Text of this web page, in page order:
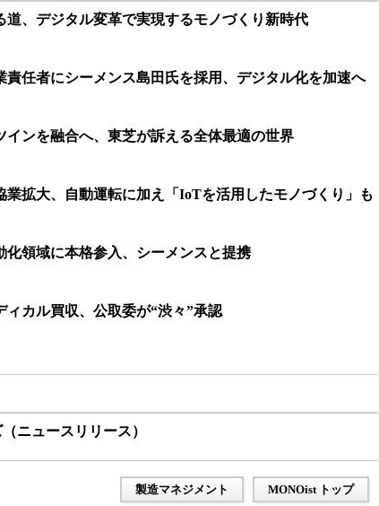
道、デジタル変革で実現するモノづくり新時代
責任者にシーメンス島田氏を採用、デジタル化を加速へ
インを融合へ、東芝が訴える全体最適の世界
業拡大、自動運転に加え「IoTを活用したモノづくり」も
化領域に本格参入、シーメンスと提携
ィカル買収、公取委が“渋々”承認
ニュースリリース）
製造マネジメント MONOist トップ